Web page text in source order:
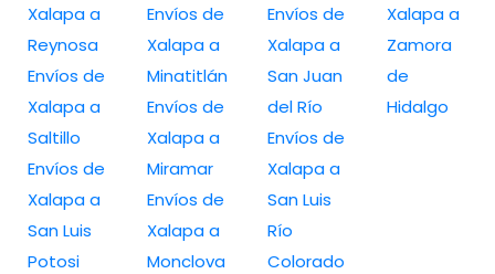
Xalapa a
Reynosa
Envíos de
Xalapa a
Saltillo
Envíos de
Xalapa a
San Luis
Potosi
Envíos de
Xalapa a
Minatitlán
Envíos de
Xalapa a
Miramar
Envíos de
Xalapa a
Monclova
Envíos de
Xalapa a
San Juan
del Río
Envíos de
Xalapa a
San Luis
Río
Colorado
Xalapa a
Zamora
de
Hidalgo